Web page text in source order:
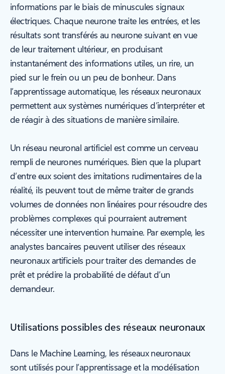
informations par le biais de minuscules signaux
électriques. Chaque neurone traite les entrées, et les
résultats sont transférés au neurone suivant en vue
de leur traitement ultérieur, en produisant
instantanément des informations utiles, un rire, un
pied sur le frein ou un peu de bonheur. Dans
l’apprentissage automatique, les réseaux neuronaux
permettent aux systèmes numériques d’interpréter et
de réagir à des situations de manière similaire.
Un réseau neuronal artificiel est comme un cerveau
rempli de neurones numériques. Bien que la plupart
d’entre eux soient des imitations rudimentaires de la
réalité, ils peuvent tout de même traiter de grands
volumes de données non linéaires pour résoudre des
problèmes complexes qui pourraient autrement
nécessiter une intervention humaine. Par exemple, les
analystes bancaires peuvent utiliser des réseaux
neuronaux artificiels pour traiter des demandes de
prêt et prédire la probabilité de défaut d’un
demandeur.
Utilisations possibles des réseaux neuronaux
Dans le Machine Learning, les réseaux neuronaux
sont utilisés pour l’apprentissage et la modélisation